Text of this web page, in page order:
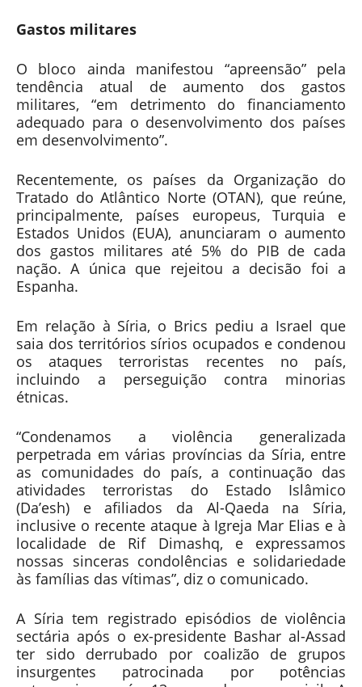
Gastos militares
O bloco ainda manifestou “apreensão” pela
tendência atual de aumento dos gastos
militares, “em detrimento do financiamento
adequado para o desenvolvimento dos países
em desenvolvimento”.
Recentemente, os países da Organização do
Tratado do Atlântico Norte (OTAN), que reúne,
principalmente, países europeus, Turquia e
Estados Unidos (EUA), anunciaram o aumento
dos gastos militares até 5% do PIB de cada
nação. A única que rejeitou a decisão foi a
Espanha.
Em relação à Síria, o Brics pediu a Israel que
saia dos territórios sírios ocupados e condenou
os ataques terroristas recentes no país,
incluindo a perseguição contra minorias
étnicas.
“Condenamos a violência generalizada
perpetrada em várias províncias da Síria, entre
as comunidades do país, a continuação das
atividades terroristas do Estado Islâmico
(Da’esh) e afiliados da Al-Qaeda na Síria,
inclusive o recente ataque à Igreja Mar Elias e à
localidade de Rif Dimashq, e expressamos
nossas sinceras condolências e solidariedade
às famílias das vítimas”, diz o comunicado.
A Síria tem registrado episódios de violência
sectária após o ex-presidente Bashar al-Assad
ter sido derrubado por coalizão de grupos
insurgentes patrocinada por potências